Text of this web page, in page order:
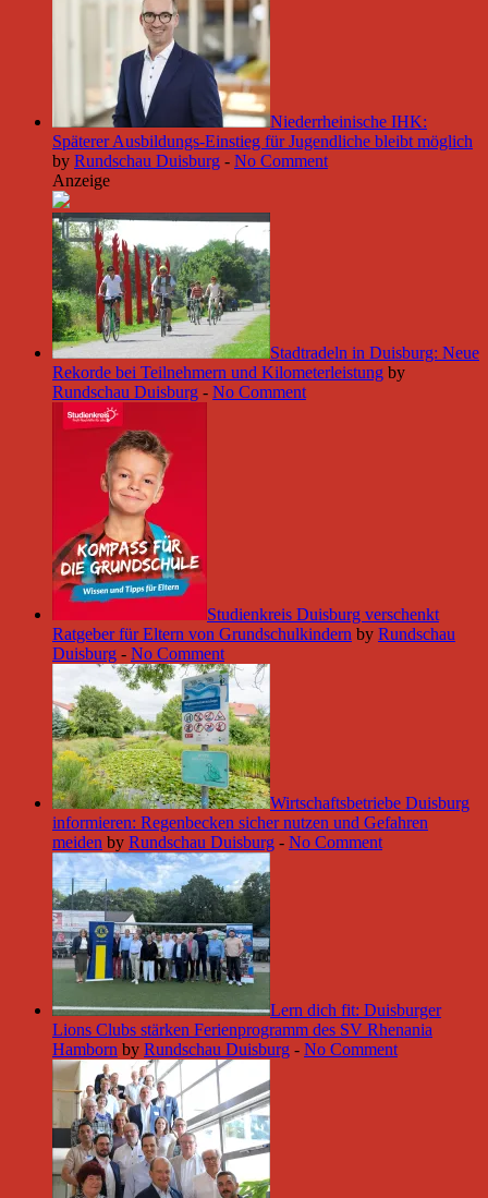
Niederrheinische IHK:
Späterer Ausbildungs-Einstieg für Jugendliche bleibt möglich
by Rundschau Duisburg - No Comment
Anzeige
Stadtradeln in Duisburg: Neue
Rekorde bei Teilnehmern und Kilometerleistung by
Rundschau Duisburg - No Comment
Studienkreis Duisburg verschenkt
Ratgeber für Eltern von Grundschulkindern by Rundschau
Duisburg - No Comment
Wirtschaftsbetriebe Duisburg
informieren: Regenbecken sicher nutzen und Gefahren
meiden by Rundschau Duisburg - No Comment
Lern dich fit: Duisburger
Lions Clubs stärken Ferienprogramm des SV Rhenania
Hamborn by Rundschau Duisburg - No Comment